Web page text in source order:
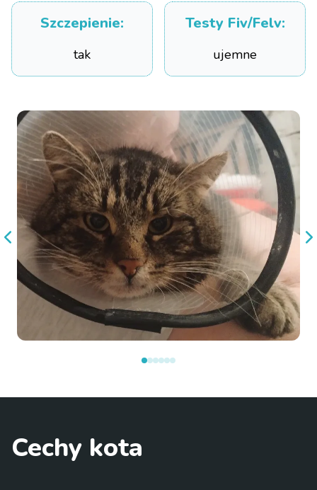
Szczepienie:
tak
Testy Fiv/Felv:
ujemne
Cechy kota